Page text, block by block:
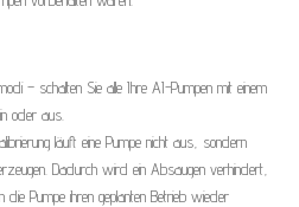
– schalten Sie alle Ihre AI-Pumpen mit einem
oder aus.
läuft eine Pumpe nicht aus, sondern
Dadurch wird ein Absaugen verhindert,
Pumpe ihren geplanten Betrieb wieder